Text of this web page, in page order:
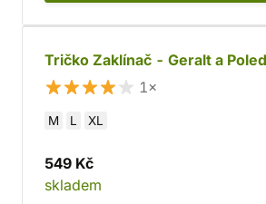
Tričko Zaklínač - Geralt a
1×
M L XL
549 Kč
skladem